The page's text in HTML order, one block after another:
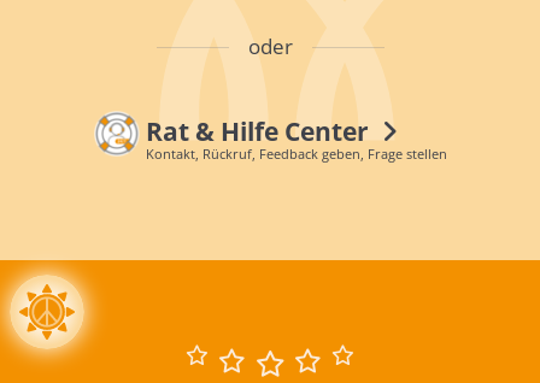
oder
Rat & Hilfe Center
Kontakt, Rückruf, Feedback geben, Frage stellen